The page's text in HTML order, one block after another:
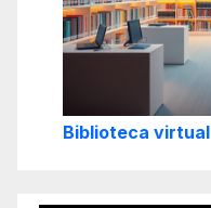
Biblioteca virtual